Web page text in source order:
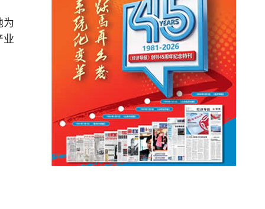
为
业